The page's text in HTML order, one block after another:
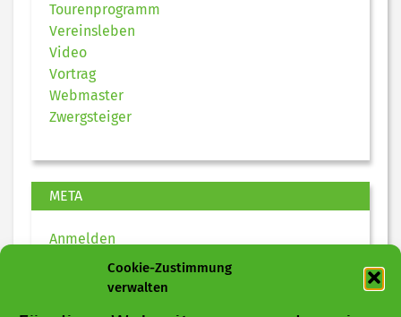
Cookie-Zustimmung
verwalten
Tourenprogramm
Vereinsleben
Video
Vortrag
Webmaster
Zwergsteiger
META
Anmelden
Eintrags-Feed
Kommentar-Feed